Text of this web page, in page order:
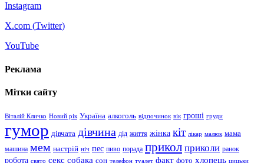
Instagram
X.com (Twitter)
YouTube
Реклама
Мітки сайту
Віталій Кличко Новий рік Україна алкоголь відпочинок вік гроші груди
гумор дівчата дівчина дід життя жінка кіт лікар малюк мама
машина мем настрій ніч пес пиво порада прикол приколи ранок
робота свято секс собака сон телефон туалет факт фото хлопець цицьки